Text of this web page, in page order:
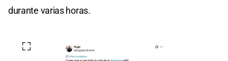
durante varias horas.